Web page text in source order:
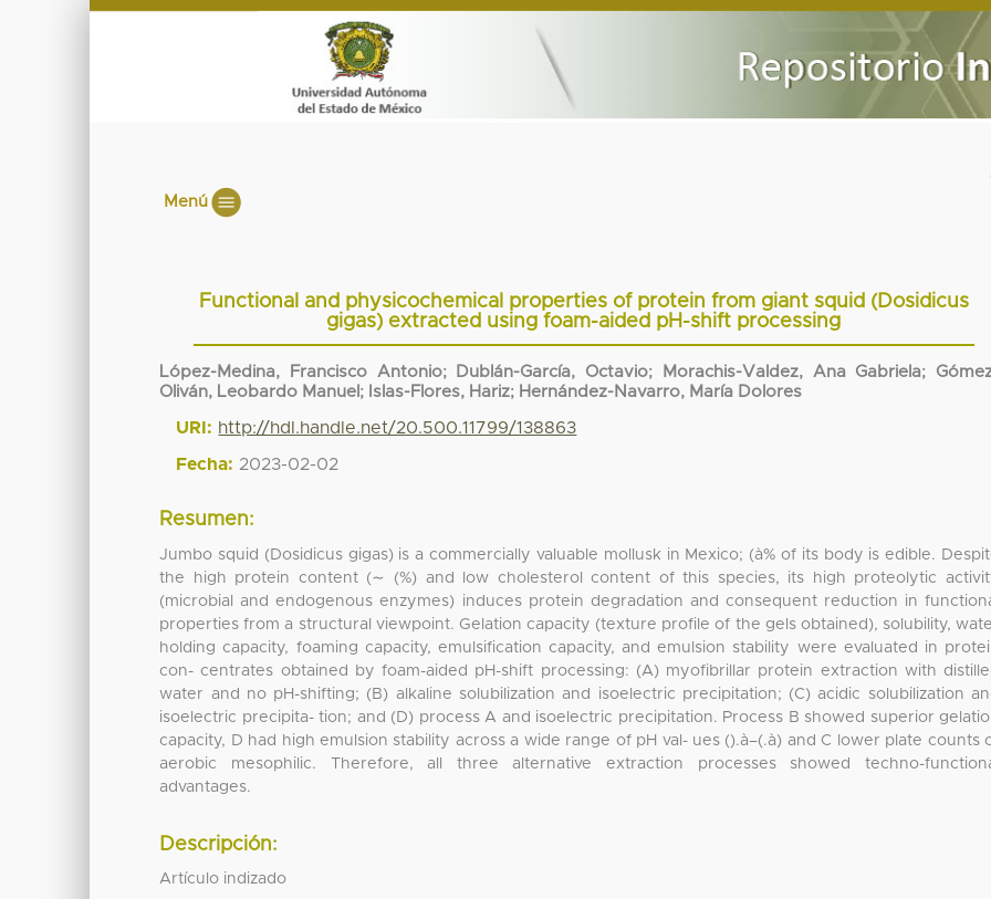
Menú
Functional and physicochemical properties of protein from giant squid (Dosidicus
gigas) extracted using foam-aided pH-shift processing
López-Medina, Francisco Antonio; Dublán-García, Octavio; Morachis-Valdez, Ana Gabriela;
Oliván, Leobardo Manuel ; Islas-Flores, Hariz; Hernández-Navarro, María Dolores
URI: http://hdl.handle.net/20.500.11799/138863
Fecha: 2023-02-02
Resumen:
Jumbo squid (Dosidicus gigas) is a commercially valuable mollusk in Mexico; (à% of its body is edible.
the high protein content (∼ (%) and low cholesterol content of this species, its high proteolytic
(microbial and endogenous enzymes) induces protein degradation and consequent reduction in
properties from a structural viewpoint. Gelation capacity (texture profile of the gels obtained), solubility,
holding capacity, foaming capacity, emulsification capacity, and emulsion stability were evaluated in
con- centrates obtained by foam-aided pH-shift processing: (A) myofibrillar protein extraction with
water and no pH-shifting; (B) alkaline solubilization and isoelectric precipitation; (C) acidic solubilization
isoelectric precipita- tion; and (D) process A and isoelectric precipitation. Process B showed superior
capacity, D had high emulsion stability across a wide range of pH val- ues ().à–(.à) and C lower plate counts
aerobic mesophilic. Therefore, all three alternative extraction processes showed techno-
advantages.
Descripción:
Artículo indizado